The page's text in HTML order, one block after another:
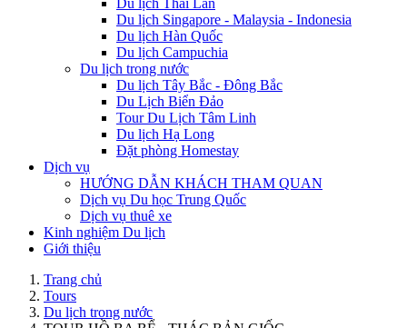
Du lịch Thái Lan
Du lịch Singapore - Malaysia - Indonesia
Du lịch Hàn Quốc
Du lịch Campuchia
Du lịch trong nước
Du lịch Tây Bắc - Đông Bắc
Du Lịch Biển Đảo
Tour Du Lịch Tâm Linh
Du lịch Hạ Long
Đặt phòng Homestay
Dịch vụ
HƯỚNG DẪN KHÁCH THAM QUAN
Dịch vụ Du học Trung Quốc
Dịch vụ thuê xe
Kinh nghiệm Du lịch
Giới thiệu
Trang chủ
Tours
Du lịch trong nước